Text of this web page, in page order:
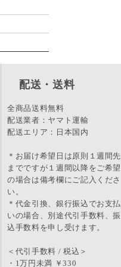
配送・送料
全商品送料無料
配送業者：ヤマト運輸
配送エリア：日本国内
＊お届け希望日は原則１週間先
までですが１週間以降をご希望
の場合は備考欄にご記入くださ
い。
＊代金引換、銀行振込でお支払
いの場合、別途代引手数料、振
込手数料を申し受けます。
＜代引手数料 / 税込＞
・1万円未満 ￥330